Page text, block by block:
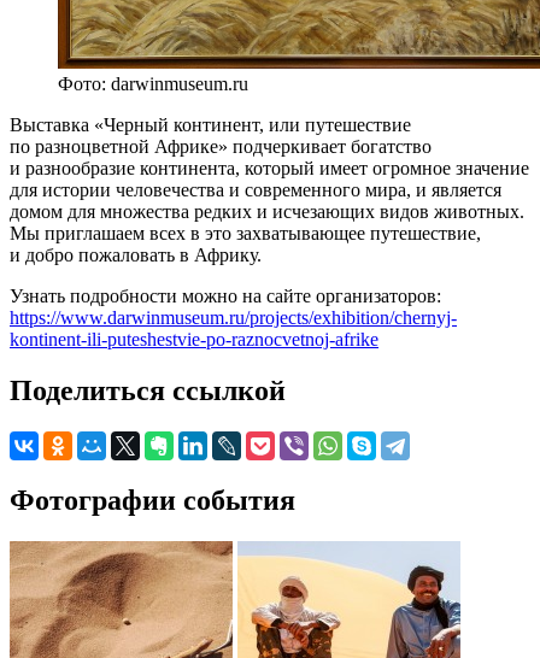
Фото: darwinmuseum.ru
Выставка «Черный континент, или путешествие
по разноцветной Африке» подчеркивает богатство
и разнообразие континента, который имеет огромное значение
для истории человечества и современного мира, и является
домом для множества редких и исчезающих видов животных.
Мы приглашаем всех в это захватывающее путешествие,
и добро пожаловать в Африку.
Узнать подробности можно на сайте организаторов:
https://www.darwinmuseum.ru/projects/exhibition/chernyj-
kontinent-ili-puteshestvie-po-raznocvetnoj-afrike
Поделиться ссылкой
Фотографии события